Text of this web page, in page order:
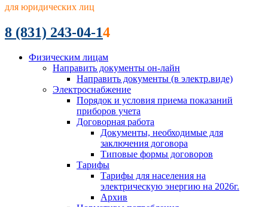
для юридических лиц
8 (831) 243-04-14
Физическим лицам
Направить документы он-лайн
Направить документы (в электр.виде)
Электроснабжение
Порядок и условия приема показаний
приборов учета
Договорная работа
Документы, необходимые для
заключения договора
Типовые формы договоров
Тарифы
Тарифы для населения на
электрическую энергию на 2026г.
Архив